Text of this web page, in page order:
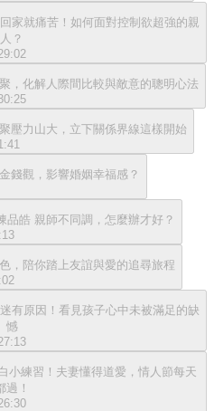
家就痛苦！如何面對控制欲超強的親
人？
，化解人際間比較與敵意的聰明心法
壓力山大，立下關係界線這樣開始
錢觀，影響婚姻幸福感？
品皓 親師不同調，怎麼辦才好？
，陪你踏上友誼與愛的追尋旅程
有原因！看見孩子心中未被滿足的缺
憾
小練習！夫妻懂得道愛，情人節每天
過！